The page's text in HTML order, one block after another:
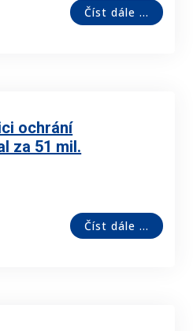
Číst dále ...
ochrání
za 51 mil.
Číst dále ...